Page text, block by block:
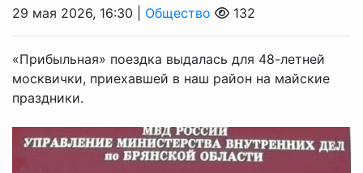
29 мая 2026, 16:30 | Общество 132
«Прибыльная» поездка выдалась для 48-летней
москвички, приехавшей в наш район на майские
праздники.